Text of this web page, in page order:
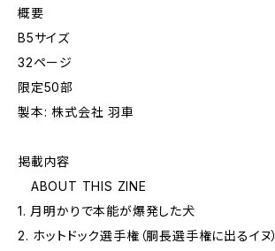
概要
B5サイズ
32ページ
限定50部
製本: 株式会社 羽車
掲載内容
ABOUT THIS ZINE
1. 月明かりで本能が爆発した犬
2. ホットドック選手権（胴長選手権に出るイヌ）